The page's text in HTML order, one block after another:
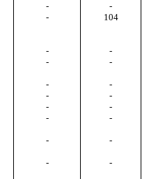
-
-
- 104
-
-
- -
-
-
-
-
-
-
- -
- -
- -